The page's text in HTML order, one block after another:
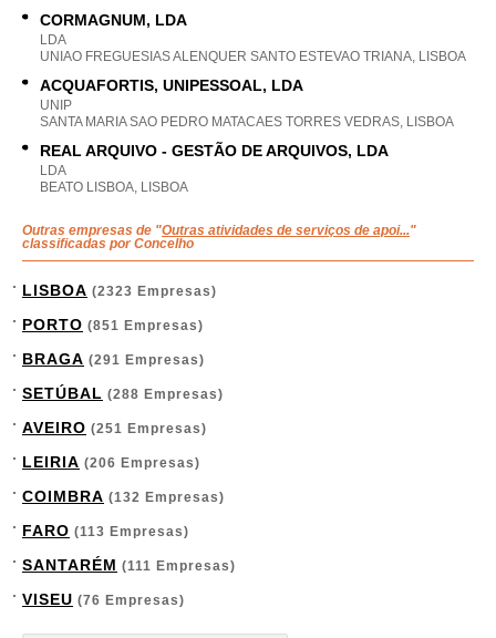
CORMAGNUM, LDA
LDA
UNIAO FREGUESIAS ALENQUER SANTO ESTEVAO TRIANA, LISBOA
ACQUAFORTIS, UNIPESSOAL, LDA
UNIP
SANTA MARIA SAO PEDRO MATACAES TORRES VEDRAS, LISBOA
REAL ARQUIVO - GESTÃO DE ARQUIVOS, LDA
LDA
BEATO LISBOA, LISBOA
Outras empresas de "Outras atividades de serviços de apoi..."
classificadas por Concelho
LISBOA (2323 Empresas)
PORTO (851 Empresas)
BRAGA (291 Empresas)
SETÚBAL (288 Empresas)
AVEIRO (251 Empresas)
LEIRIA (206 Empresas)
COIMBRA (132 Empresas)
FARO (113 Empresas)
SANTARÉM (111 Empresas)
VISEU (76 Empresas)